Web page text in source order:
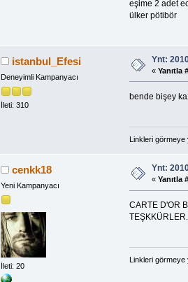
eşime 2 adet
ülker pötibör
istanbul_Efesi
Deneyimli Kampanyacı
İleti: 310
Ynt:
« Yanıtla
bende bişey
Linkleri görmeye
cenkk18
Yeni Kampanyacı
İleti: 20
Ynt:
« Yanıtla
CARTE D'OR
Linkleri